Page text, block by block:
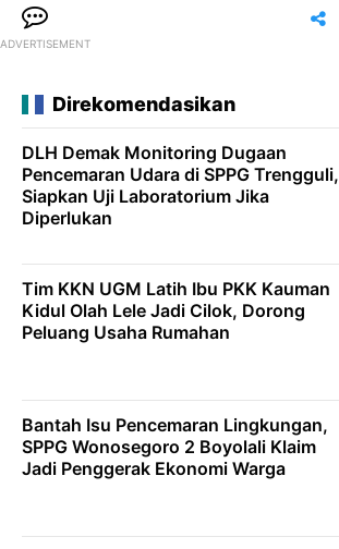
ADVERTISEMENT
Direkomendasikan
DLH Demak Monitoring Dugaan
Pencemaran Udara di SPPG Trengguli,
Siapkan Uji Laboratorium Jika
Diperlukan
Tim KKN UGM Latih Ibu PKK Kauman
Kidul Olah Lele Jadi Cilok, Dorong
Peluang Usaha Rumahan
Bantah Isu Pencemaran Lingkungan,
SPPG Wonosegoro 2 Boyolali Klaim
Jadi Penggerak Ekonomi Warga